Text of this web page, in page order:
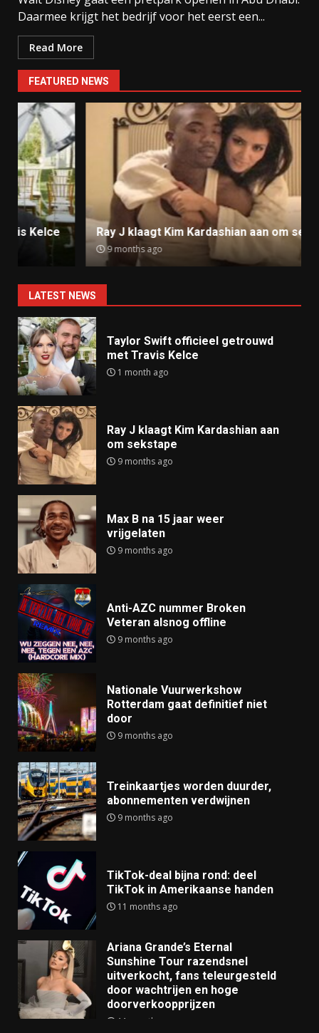
Daarmee krijgt het bedrijf voor het eerst een...
Read More
FEATURED NEWS
Ray J klaagt Kim Kardashian aan om sekstape
9 months ago
LATEST NEWS
Taylor Swift officieel getrouwd
met Travis Kelce
1 month ago
Ray J klaagt Kim Kardashian aan
om sekstape
9 months ago
Max B na 15 jaar weer
vrijgelaten
9 months ago
Anti-AZC nummer Broken
Veteran alsnog offline
9 months ago
Nationale Vuurwerkshow
Rotterdam gaat definitief niet
door
9 months ago
Treinkaartjes worden duurder,
abonnementen verdwijnen
9 months ago
TikTok-deal bijna rond: deel
TikTok in Amerikaanse handen
11 months ago
Ariana Grande’s Eternal
Sunshine Tour razendsnel
uitverkocht, fans teleurgesteld
door wachtrijen en hoge
doorverkoopprijzen
11 months ago